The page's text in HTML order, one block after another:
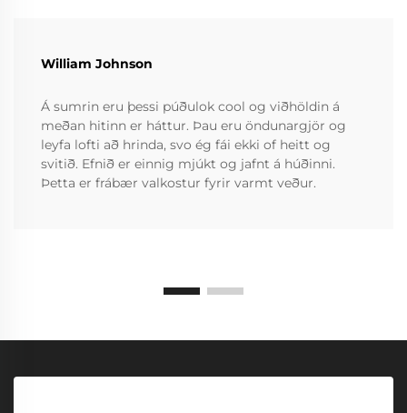
William Johnson
Á sumrin eru þessi púðulok cool og viðhöldin á
meðan hitinn er háttur. Þau eru öndunargjör og
leyfa lofti að hrinda, svo ég fái ekki of heitt og
svitið. Efnið er einnig mjúkt og jafnt á húðinni.
Þetta er frábær valkostur fyrir varmt veður.